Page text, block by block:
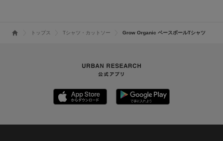
トップス Tシャツ・カットソー Grow Organic ベースボールTシャツ